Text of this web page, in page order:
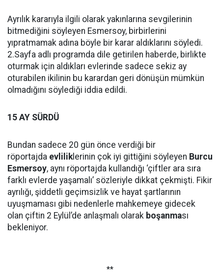
Ayrılık kararıyla ilgili olarak yakınlarına sevgilerinin
bitmediğini söyleyen Esmersoy, birbirlerini
yıpratmamak adına böyle bir karar aldıklarını söyledi.
2.Sayfa adlı programda dile getirilen haberde, birlikte
oturmak için aldıkları evlerinde sadece sekiz ay
oturabilen ikilinin bu karardan geri dönüşün mümkün
olmadığını söylediği iddia edildi.
15 AY SÜRDÜ
Bundan sadece 20 gün önce verdiği bir
röportajda evliliklerinin çok iyi gittiğini söyleyen Burcu
Esmersoy, aynı röportajda kullandığı ‘çiftler ara sıra
farklı evlerde yaşamalı’ sözleriyle dikkat çekmişti. Fikir
ayrılığı, şiddetli geçimsizlik ve hayat şartlarının
uyuşmaması gibi nedenlerle mahkemeye gidecek
olan çiftin 2 Eylül’de anlaşmalı olarak boşanması
bekleniyor.
**